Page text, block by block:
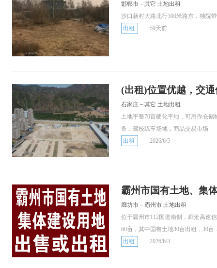
邯郸市－其它 土地出租
沙口新村大路北行300米路东，独院
出租
59天前
(出租)位置优越，交
石家庄－其它 土地出租
土地平整70亩硬化平地，可用作仓
备，驾校练车场地，商品交易市场
出租
2026/6/5
霸州市国有土地、集
廊坊市－霸州市 土地出租
位于霸州市112国道南侧，廊沧高速
60亩，其中国有土地30亩出租，30亩
出租
2026/6/3